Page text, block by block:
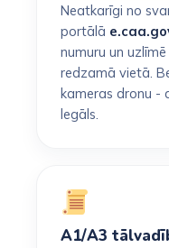
Neatkarīgi no
portālā
numuru un
redzamā vietā.
kameras dronu -
legāls.
A1/A3